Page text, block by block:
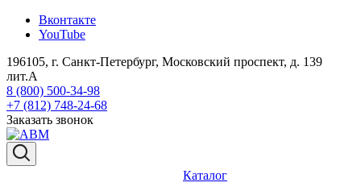
Вконтакте
YouTube
196105, г. Санкт-Петербург, Московский проспект, д. 139
лит.А
8 (800) 500-34-98
+7 (812) 748-24-68
Заказать звонок
Каталог